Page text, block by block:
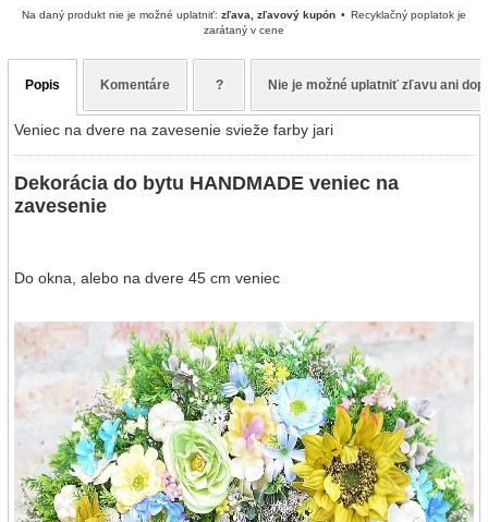
Na daný produkt nie je možné uplatniť: zľava, zľavový kupón
Recyklačný poplatok je
zarátaný v cene
Popis Komentáre ? Nie je možné uplatniť zľavu ani
Veniec na dvere na zavesenie svieže farby jari
Dekorácia do bytu HANDMADE veniec na
zavesenie
Do okna, alebo na dvere 45 cm veniec